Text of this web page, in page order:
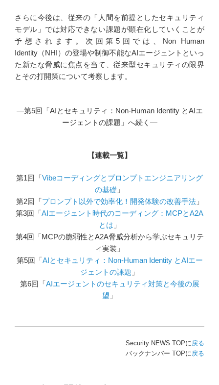
さらに今後は、従来の「人間を前提としたセキュリティ
モデル」では対応できない課題が顕在化していくことが
予想されます。次回第5回では、Non Human
Identity（NHI）の登場や制御不能なAIエージェントといっ
た新たな脅威に焦点を当て、従来型セキュリティの限界
とその打開策について考察します。
―第5回「AIとセキュリティ：Non‑Human Identity とAIエ
ージェントの課題」へ続く―
【連載一覧】
第1回「Vibeコーディングとプロンプトエンジニアリング
の基礎 」
第2回「プロンプト以外で効率化！開発体験の改善手法」
第3回「AIエージェント時代のコーディング：MCPとA2A
とは 」
第4回「MCPの脆弱性とA2A脅威分析から学ぶセキュリテ
ィ実装」
第5回「AIとセキュリティ：Non‑Human Identity とAIエー
ジェントの課題 」
第6回「AIエージェントのセキュリティ対策と今後の展
望 」
Security NEWS TOPに 戻る
バックナンバー TOPに 戻る